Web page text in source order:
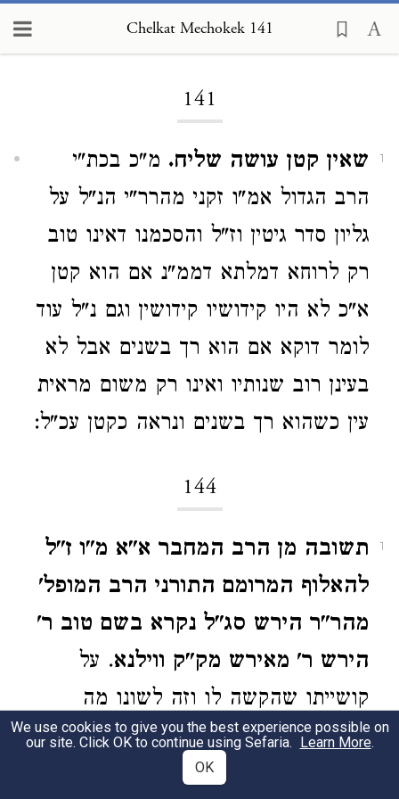
Chelkat Mechokek 141
141
1 שאין קטן עושה שליח. מ"כ בכת"י
הרב הגדול אמ"ו זקני מהרר"י הנ"ל על
גליון סדר גיטין וז"ל והסכמנו דאינו טוב
רק לרוחא דמלתא דממ"נ אם הוא קטן
א"כ לא היו קידושיו קידושין וגם נ"ל עוד
לומר דוקא אם הוא רך בשנים אבל לא
בעינן רוב שנותיו ואינו רק משום מראית
עין כשהוא רך בשנים ונראה כקטן עכ"ל:
144
1
תשובה מן הרב המחבר א"א מ"ו ז"ל
להאלוף המרומם התורני הרב המופל'
מהר"ר הירש סג"ל נקרא בשם טוב ר'
הירש ר' מאירש מק"ק ווילנא. על
קושייתו שהקשה לו וזה לשונו מה
שהקשה מעלתך לשאול מה שפסק הרב
מהרמ"א בא"ע סי' קמ"ד שביה הוי אונס
We use cookies to give you the best experience possible on
our site. Click OK to continue using Sefaria. Learn More.
OK